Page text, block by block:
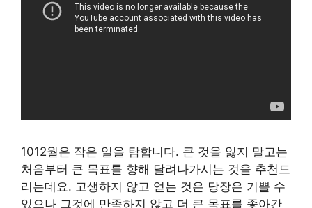
1012월은 작은 일을 탐합니다. 큰 것을 잃지 말고는
처음부터 큰 목표를 향해 달려나가시는 것을 추천드
리는데요. 고생하지 않고 얻는 것은 당장은 기쁠 수
있으나 그것에 만족하지 않고 더 큰 목표를 좇아간